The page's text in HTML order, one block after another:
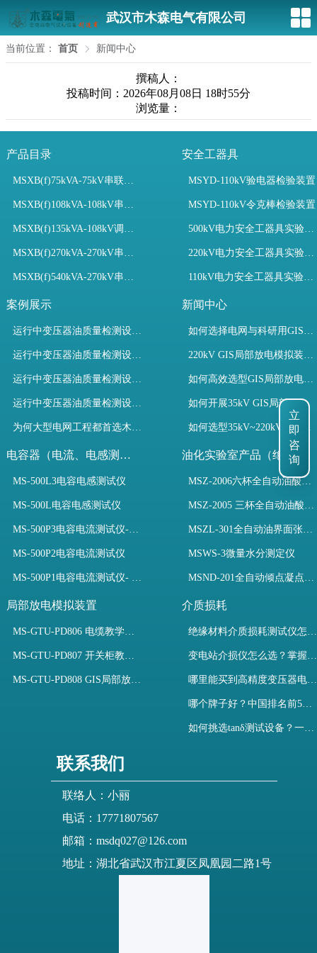
武汉市木森电气有限公司
当前位置： 首页 新闻中心
撰稿人：
投稿时间：2026年08月08日 18时55分
浏览量：
产品目录
MSXB(f)75kVA-75kV串联谐振装置
MSXB(f)108kVA-108kV串联谐振试验装置
MSXB(f)135kVA-108kV调频串联谐振试验装置
MSXB(f)270kVA-270kV串联谐振
MSXB(f)540kVA-270kV串联谐振试验装置
安全工器具
MSYD-110kV验电器检验装置
MSYD-110kV令克棒检验装置
500kV电力安全工器具实验室配置
220kV电力安全工器具实验室配置
110kV电力安全工器具实验室配置
案例展示
运行中变压器油质量检测设备有哪些优势？
运行中变压器油质量检测设备如何维护？
运行中变压器油质量检测设备包括哪些？
运行中变压器油质量检测设备如何选型？
为何大型电网工程都首选木森电气成套电力测试设备？
新闻中心
如何选择电网与科研用GIS局部放电模拟装置？
220kV GIS局部放电模拟装置试验如何开展？
如何高效选型GIS局部放电模拟装置？
如何开展35kV GIS局部放电模拟装置检测试验与选型
如何选型35kV~220kV GIS局部放电模拟装置？
电容器（电流、电感测试）
MS-500L3电容电感测试仪
MS-500L电容电感测试仪
MS-500P3电容电流测试仪-3PT、两种4PT、1PT连接方式
MS-500P2电容电流测试仪
MS-500P1电容电流测试仪- 支持3PT、4PT、1PT
油化实验室产品（绝缘油）
MSZ-2006六杯全自动油酸值测定仪
MSZ-2005 三杯全自动油酸值测定仪
MSZL-301全自动油界面张力仪
MSWS-3微量水分测定仪
MSND-201全自动倾点凝点测试仪
局部放电模拟装置
MS-GTU-PD806 电缆教学用局部放电模拟装置
MS-GTU-PD807 开关柜教学用局部放电模拟装置
MS-GTU-PD808 GIS局部放电模拟系统
介质损耗
绝缘材料介质损耗测试仪怎么选？看木森电气B端定制如何升级测试效率
变电站介损仪怎么选？掌握采购要点-木森电气
哪里能买到高精度变压器电容量及介损测试仪？快速解决选型难题
哪个牌子好？中国排名前5介质损耗测试仪选型对比快速解决测量难题
如何挑选tanδ测试设备？一文掌握高压介质损耗测试仪采购核心
联系我们
联络人：小丽
电话：17771807567
邮箱：msdq027@126.com
地址：湖北省武汉市江夏区凤凰园二路1号
立
即
咨
询